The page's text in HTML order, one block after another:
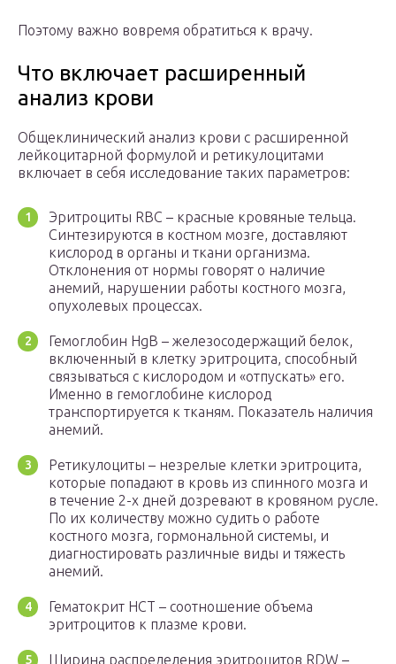
Поэтому важно вовремя обратиться к врачу.
Что включает расширенный
анализ крови
Общеклинический анализ крови с расширенной
лейкоцитарной формулой и ретикулоцитами
включает в себя исследование таких параметров:
Эритроциты RBC – красные кровяные тельца.
Синтезируются в костном мозге, доставляют
кислород в органы и ткани организма.
Отклонения от нормы говорят о наличие
анемий, нарушении работы костного мозга,
опухолевых процессах.
Гемоглобин HgB – железосодержащий белок,
включенный в клетку эритроцита, способный
связываться с кислородом и «отпускать» его.
Именно в гемоглобине кислород
транспортируется к тканям. Показатель наличия
анемий.
Ретикулоциты – незрелые клетки эритроцита,
которые попадают в кровь из спинного мозга и
в течение 2-х дней дозревают в кровяном русле.
По их количеству можно судить о работе
костного мозга, гормональной системы, и
диагностировать различные виды и тяжесть
анемий.
Гематокрит HCT – соотношение объема
эритроцитов к плазме крови.
Ширина распределения эритроцитов RDW –